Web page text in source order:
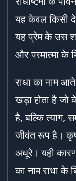
यह केवल किसी
यह प्रेम के उस
और परमात्मा के
राधा का नाम
खड़ा होता है जो
है, बल्कि त्याग,
जीवंत रूप है।
अधूरे। यही
का नाम राधा के